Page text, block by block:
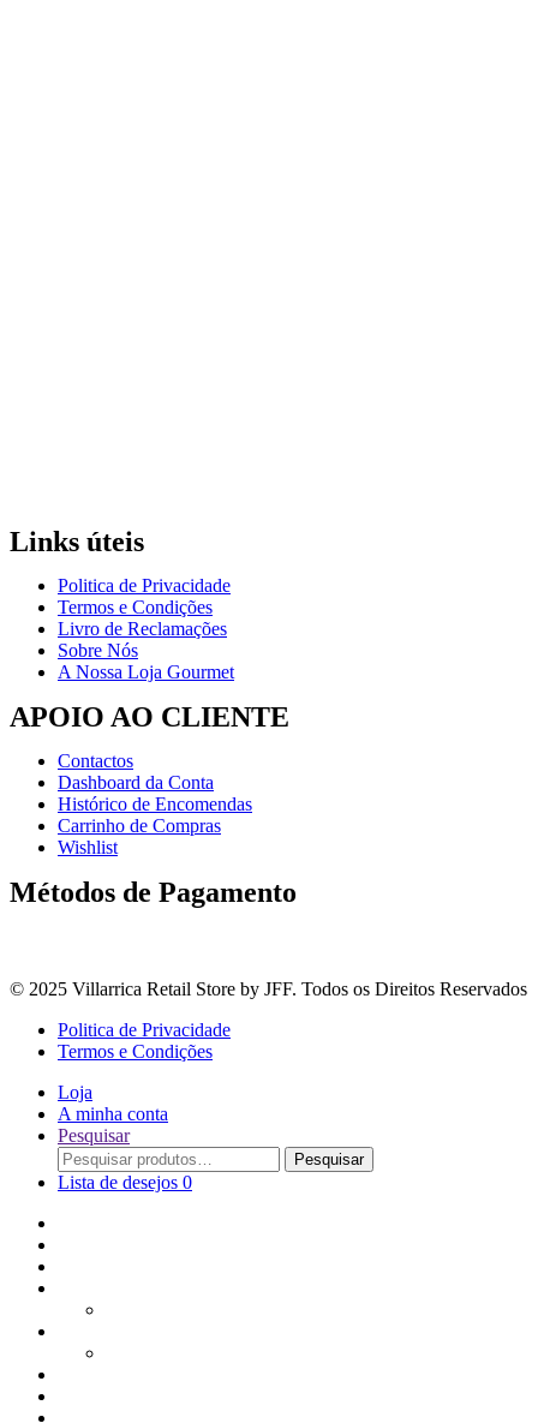
Links úteis
Politica de Privacidade
Termos e Condições
Livro de Reclamações
Sobre Nós
A Nossa Loja Gourmet
APOIO AO CLIENTE
Contactos
Dashboard da Conta
Histórico de Encomendas
Carrinho de Compras
Wishlist
Métodos de Pagamento
© 2025 Villarrica Retail Store by JFF. Todos os Direitos Reservados
Politica de Privacidade
Termos e Condições
Loja
A minha conta
Pesquisar
Procurar
por:
Pesquisar
Lista de desejos 0